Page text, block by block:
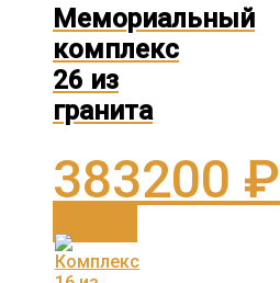
Мемориальный
комплекс
26 из
гранита
383200 ₽